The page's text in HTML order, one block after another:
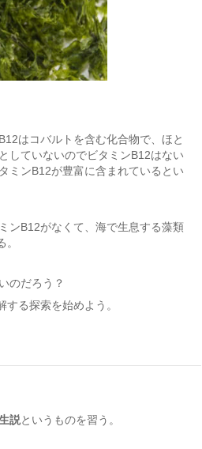
はコバルトを含む化合物で、ほと
していないのでビタミンB12はない
ミンB12が豊富に含まれているとい
ンB12がなくて、海で生息する藻類
のだろう？
る探索を始めよう。
説というものを習う。